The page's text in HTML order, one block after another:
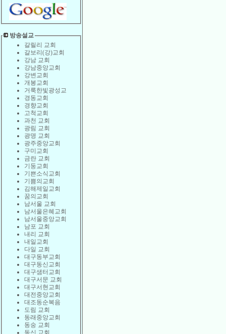
방송설교
갈릴리 교회
갈보리(강)교회
강남 교회
강남중앙교회
강변교회
개봉교회
거룩한빛광성교
경동교회
경향교회
고척교회
과천 교회
광림 교회
광명 교회
광주중앙교회
구미교회
금란 교회
기둥교회
기쁜소식교회
기쁨의교회
김해제일교회
꿈의교회
남서울 교회
남서울은혜교회
남서울중앙교회
남포 교회
내리 교회
내일교회
다일 교회
대구동부교회
대구동신교회
대구샘터교회
대구서문 교회
대구서현교회
대전중앙교회
대조동순복음
도림 교회
동래중앙교회
동숭 교회
동신 교회